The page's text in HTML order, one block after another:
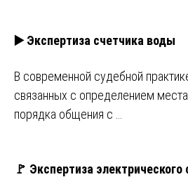
▶️ Экспертиза счетчика воды
В современной судебной
связанных с определением
порядка общения с …
🚩 Экспертиза электрического